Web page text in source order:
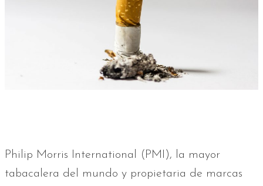
Philip Morris International (PMI), la mayor
tabacalera del mundo y propietaria de marcas